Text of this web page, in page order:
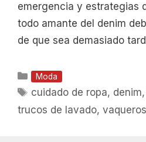
emergencia y estrategias
todo amante del denim
de que sea demasiado
Categorías
Moda
Etiquetas
cuidado de ropa, denim,
trucos de lavado,